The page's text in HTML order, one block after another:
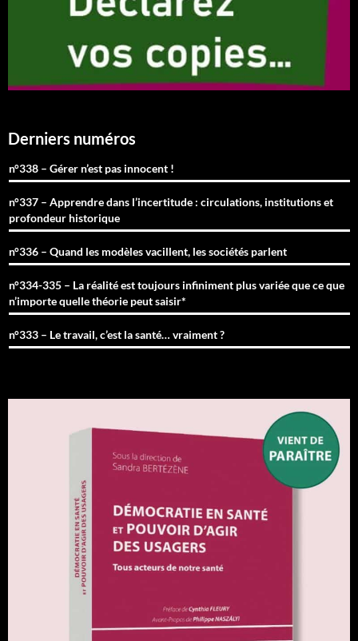
Derniers numéros
n°338 – Gérer n’est pas innocent !
n°337 – Apprendre dans l’incertitude : circulations, institutions et
profondeur historique
n°336 – Quand les modèles vacillent, les sociétés parlent
n°334-335 – La réalité est toujours infiniment plus variée que ce que
n’importe quelle théorie peut saisir*
n°333 – Le travail, c’est la santé… vraiment ?